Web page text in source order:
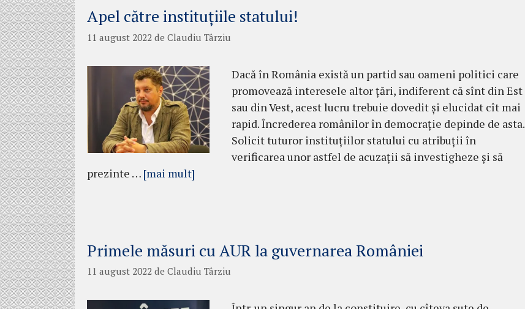
Apel către instituțiile statului!
11 august 2022 de Claudiu Târziu
Dacă în România există un partid sau oameni politici care
promovează interesele altor țări, indiferent că sînt din Est
sau din Vest, acest lucru trebuie dovedit și elucidat cît mai
rapid. Încrederea românilor în democrație depinde de asta.
Solicit tuturor instituțiilor statului cu atribuții în
verificarea unor astfel de acuzații să investigheze și să
prezinte … [mai mult]
Primele măsuri cu AUR la guvernarea României
11 august 2022 de Claudiu Târziu